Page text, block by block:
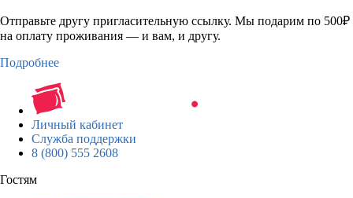
Отправьте другу пригласительную ссылку. Мы подарим по 500₽
на оплату проживания — и вам, и другу.
Подробнее
Личный кабинет
Служба поддержки
8 (800) 555 2608
Гостям